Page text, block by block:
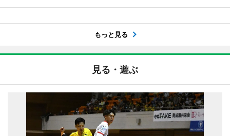
もっと見る
見る・遊ぶ